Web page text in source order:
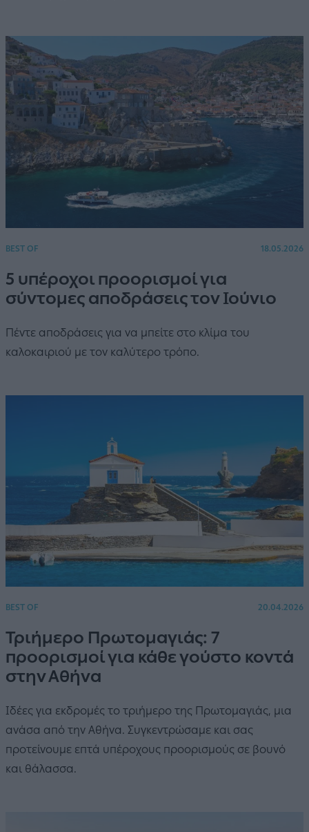
BEST OF 18.05.2026
5 υπέροχοι προορισμοί για
σύντομες αποδράσεις τον Ιούνιο
Πέντε αποδράσεις για να μπείτε στο κλίμα του
καλοκαιριού με τον καλύτερο τρόπο.
BEST OF 20.04.2026
Τριήμερο Πρωτομαγιάς: 7
προορισμοί για κάθε γούστο κοντά
στην Αθήνα
Ιδέες για εκδρομές το τριήμερο της Πρωτομαγιάς, μια
ανάσα από την Αθήνα. Συγκεντρώσαμε και σας
προτείνουμε επτά υπέροχους προορισμούς σε βουνό
και θάλασσα.